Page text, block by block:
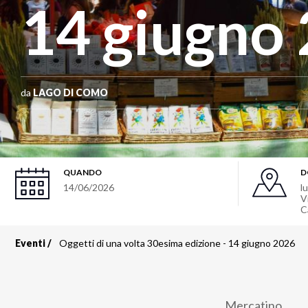
14 giugno
da LAGO DI COMO
QUANDO
14/06/2026
Briciole
Eventi Oggetti di una volta 30esima edizione - 14 giugno 2026